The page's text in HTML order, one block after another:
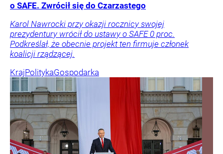
o SAFE. Zwrócił się do Czarzastego
Karol Nawrocki przy okazji rocznicy swojej
prezydentury wrócił do ustawy o SAFE 0 proc.
Podkreślał, że obecnie projekt ten firmuje członek
koalicji rządzącej.
KrajPolitykaGospodarka